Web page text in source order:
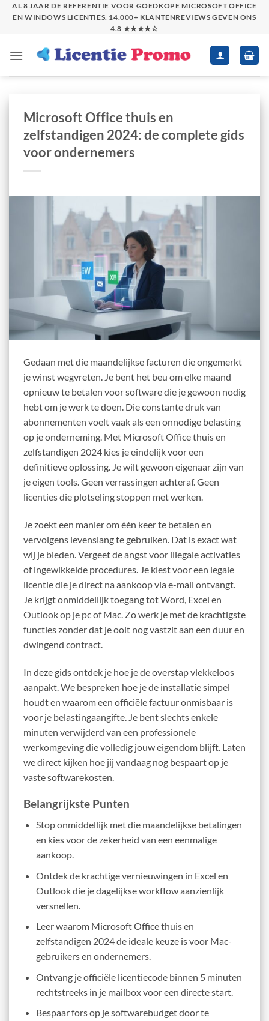
SkipAL 8 JAAR DE REFERENTIE VOOR GOEDKOPE MICROSOFT OFFICE
EN WINDOWS LICENTIES. 14.000+ KLANTENREVIEWS GEVEN ONS
4.8 ★★★★☆
Microsoft Office thuis en
zelfstandigen 2024: de complete gids
voor ondernemers
Gedaan met die maandelijkse facturen die ongemerkt
je winst wegvreten. Je bent het beu om elke maand
opnieuw te betalen voor software die je gewoon nodig
hebt om je werk te doen. Die constante druk van
abonnementen voelt vaak als een onnodige belasting
op je onderneming. Met Microsoft Office thuis en
zelfstandigen 2024 kies je eindelijk voor een
definitieve oplossing. Je wilt gewoon eigenaar zijn van
je eigen tools. Geen verrassingen achteraf. Geen
licenties die plotseling stoppen met werken.
Je zoekt een manier om één keer te betalen en
vervolgens levenslang te gebruiken. Dat is exact wat
wij je bieden. Vergeet de angst voor illegale activaties
of ingewikkelde procedures. Je kiest voor een legale
licentie die je direct na aankoop via e-mail ontvangt.
Je krijgt onmiddellijk toegang tot Word, Excel en
Outlook op je pc of Mac. Zo werk je met de krachtigste
functies zonder dat je ooit nog vastzit aan een duur en
dwingend contract.
In deze gids ontdek je hoe je de overstap vlekkeloos
aanpakt. We bespreken hoe je de installatie simpel
houdt en waarom een officiële factuur onmisbaar is
voor je belastingaangifte. Je bent slechts enkele
minuten verwijderd van een professionele
werkomgeving die volledig jouw eigendom blijft. Laten
we direct kijken hoe jij vandaag nog bespaart op je
vaste softwarekosten.
Belangrijkste Punten
Stop onmiddellijk met die maandelijkse betalingen
en kies voor de zekerheid van een eenmalige
aankoop.
Ontdek de krachtige vernieuwingen in Excel en
Outlook die je dagelijkse workflow aanzienlijk
versnellen.
Leer waarom Microsoft Office thuis en
zelfstandigen 2024 de ideale keuze is voor Mac-
gebruikers en ondernemers.
Ontvang je officiële licentiecode binnen 5 minuten
rechtstreeks in je mailbox voor een directe start.
Bespaar fors op je softwarebudget door te